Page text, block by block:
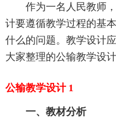
作为一名人民教师
计要遵循教学过程的基
什么的问题。教学设计
大家整理的公输教学设
公输教学设计 1
一、教材分析